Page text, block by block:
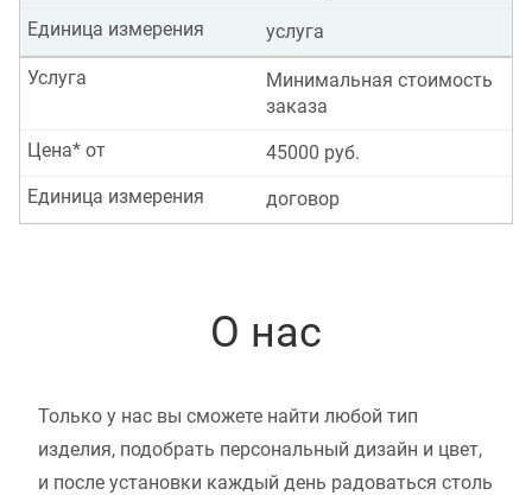
услуга
Единица измерения
Минимальная стоимость
заказа
Услуга
45000 руб.
Цена* от
договор
Единица измерения
О нас
Только у нас вы сможете найти любой тип
изделия, подобрать персональный дизайн и цвет,
и после установки каждый день радоваться столь